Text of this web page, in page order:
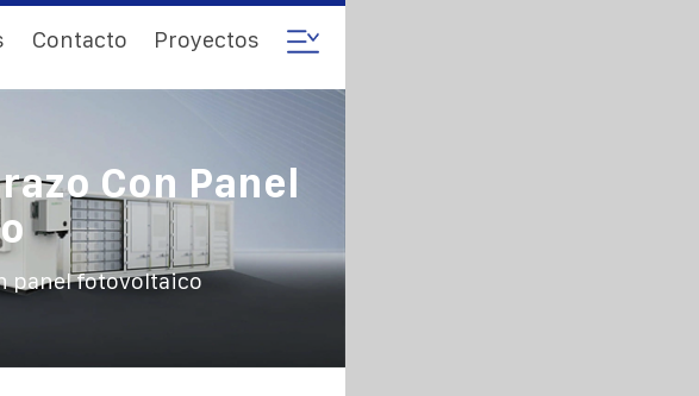
Contacto Proyectos
Con Panel
panel fotovoltaico